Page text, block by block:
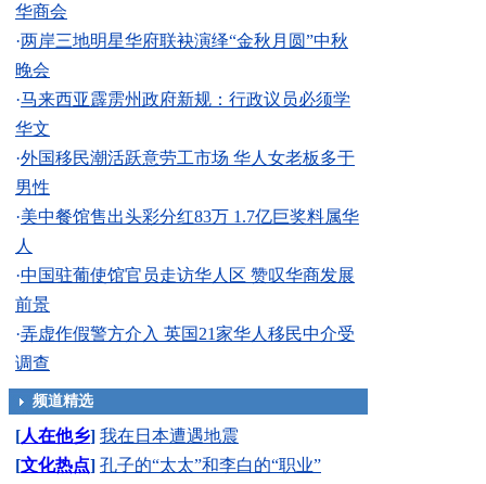
华商会
·两岸三地明星华府联袂演绎“金秋月圆”中秋
晚会
·马来西亚霹雳州政府新规：行政议员必须学
华文
·外国移民潮活跃意劳工市场 华人女老板多于
男性
·美中餐馆售出头彩分红83万 1.7亿巨奖料属华
人
·中国驻葡使馆官员走访华人区 赞叹华商发展
前景
·弄虚作假警方介入 英国21家华人移民中介受
调查
频道精选
[人在他乡] 我在日本遭遇地震
[文化热点] 孔子的“太太”和李白的“职业”